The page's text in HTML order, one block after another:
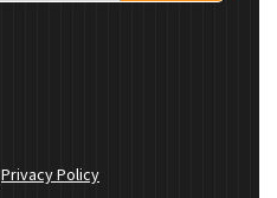
Privacy Policy